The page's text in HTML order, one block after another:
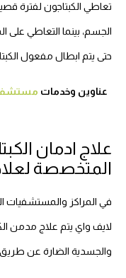
تعاطي الكبتاجون لفترة
الجسم، بينما التعاطي
حتى يتم ابطال مفعول
عناوين وخدمات
علاج ادمان
المتخصصة
في المراكز
لايف واي يتم علاج مدمن
والجسدية الضارة عن